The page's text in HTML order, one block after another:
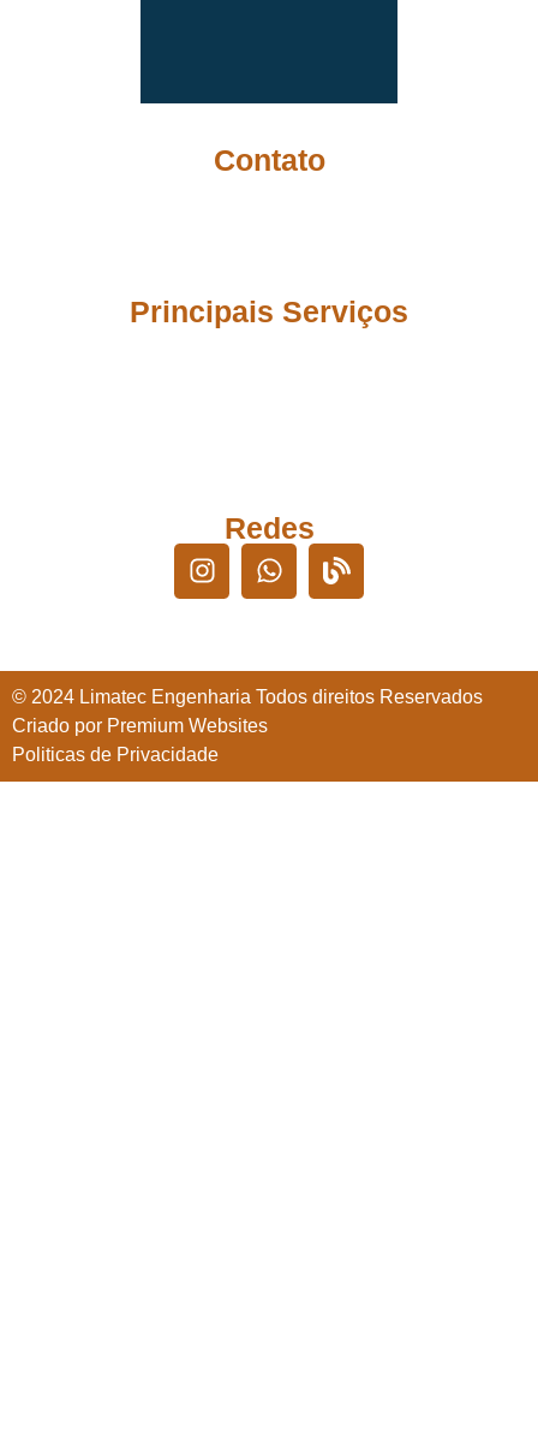
Contato
Principais Serviços
Redes
© 2024 Limatec Engenharia Todos direitos Reservados
Criado por Premium Websites
Politicas de Privacidade